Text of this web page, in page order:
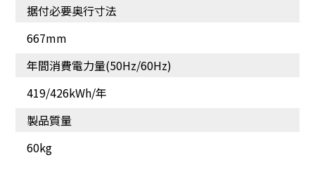
据付必要奥行寸法
667mm
年間消費電力量(50Hz/60Hz)
419/426kWh/年
製品質量
60kg